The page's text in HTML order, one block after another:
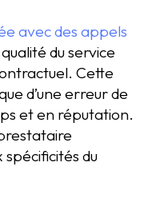
avec des appels
du service
Cette
d’une erreur de
et en réputation.
spécificités du